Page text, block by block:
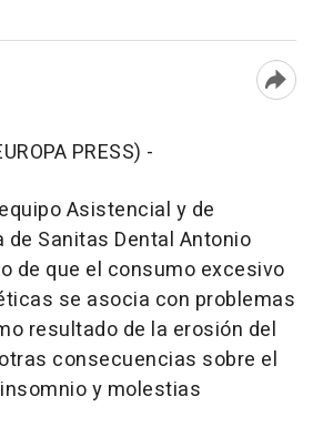
PRESS) -
Asistencial y de
de Sanitas Dental Antonio
de que el consumo excesivo
se asocia con problemas
resultado de la erosión del
consecuencias sobre el
y molestias